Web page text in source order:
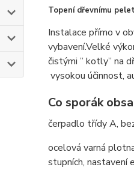
Topení dřevnímu
Instalace přímo v
vybavení.Velké
čistými ” kotly” na
vysokou účinnost,
Co sporák
čerpadlo třídy A,
ocelová varná
stupních, nastavení